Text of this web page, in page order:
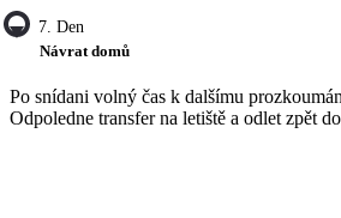
7. Den
Návrat domů
Po snídani volný čas k dalšímu
Odpoledne transfer na letiště a odlet zpět